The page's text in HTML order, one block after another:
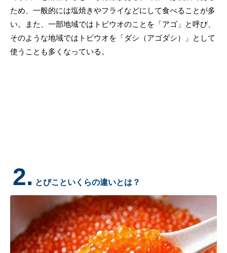
ため、一般的には塩焼きやフライなどにして食べることが多
い。また、一部地域ではトビウオのことを「アゴ」と呼び、
そのような地域ではトビウオを「ダシ（アゴダシ）」として
使うことも多くなっている。
2. とびこといくらの違いとは？